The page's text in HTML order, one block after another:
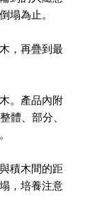
塌為止。
，再疊到最
。產品內附
體、部分、
積木間的距
，培養注意